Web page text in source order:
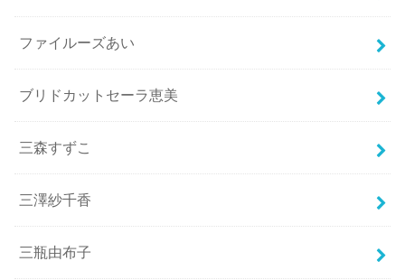
ファイルーズあい
ブリドカットセーラ恵美
三森すずこ
三澤紗千香
三瓶由布子